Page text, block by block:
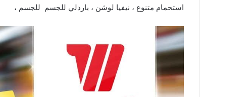
استحمام متنوع ، نيفيا لوشن ، باردلي للجسم للجسم ،